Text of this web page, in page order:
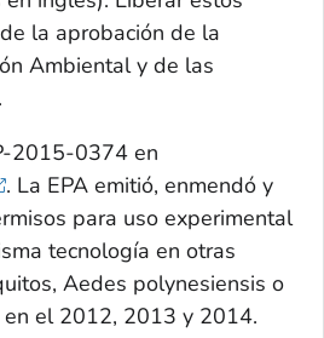
la aprobación de la
Ambiental y de las
2015-0374 en
. La EPA emitió, enmendó y
para uso experimental
tecnología en otras
Aedes polynesiensis o
en el 2012, 2013 y 2014.